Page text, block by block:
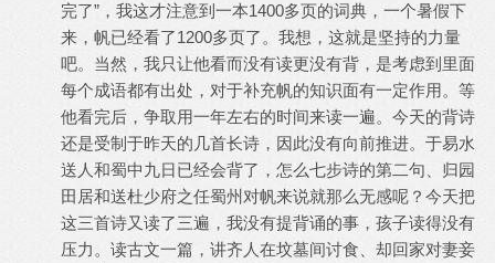
完了”，我这才注意到一本1400多页的词典，一个暑假下
来，帆已经看了1200多页了。我想，这就是坚持的力量
吧。当然，我只让他看而没有读更没有背，是考虑到里面
每个成语都有出处，对于补充帆的知识面有一定作用。等
他看完后，争取用一年左右的时间来读一遍。今天的背诗
还是受制于昨天的几首长诗，因此没有向前推进。于易水
送人和蜀中九日已经会背了，怎么七步诗的第二句、归园
田居和送杜少府之任蜀州对帆来说就那么无感呢？今天把
这三首诗又读了三遍，我没有提背诵的事，孩子读得没有
压力。读古文一篇，讲齐人在坟墓间讨食、却回家对妻妾